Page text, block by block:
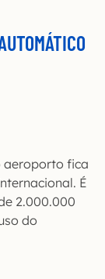
aeroporto fica
É
2.000.000
do